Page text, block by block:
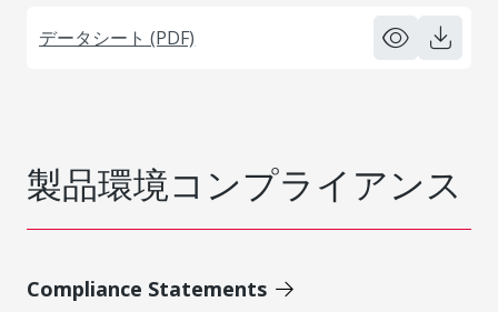
データシート (PDF)
製品環境コンプライアンス
Compliance Statements